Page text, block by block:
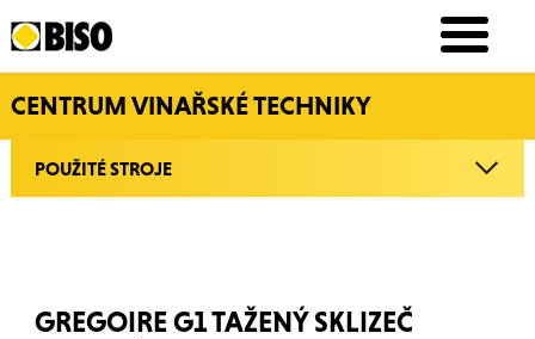
CENTRUM VINAŘSKÉ TECHNIKY
POUŽITÉ STROJE
GREGOIRE G1 TAŽENÝ SKLIZEČ